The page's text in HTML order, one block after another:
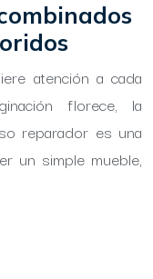
atención a cada
florece, la
reparador es una
un simple mueble,